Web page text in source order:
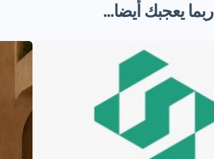
ربما يعجبك أيضا...